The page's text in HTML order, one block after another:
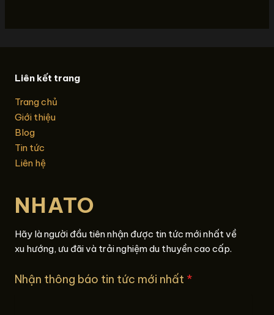
Liên kết trang
Trang chủ
Giới thiệu
Blog
Tin tức
Liên hệ
NHATO
Hãy là người đầu tiên nhận được tin tức mới nhất về
xu hướng, ưu đãi và trải nghiệm du thuyền cao cấp.
Nhận thông báo tin tức mới nhất *